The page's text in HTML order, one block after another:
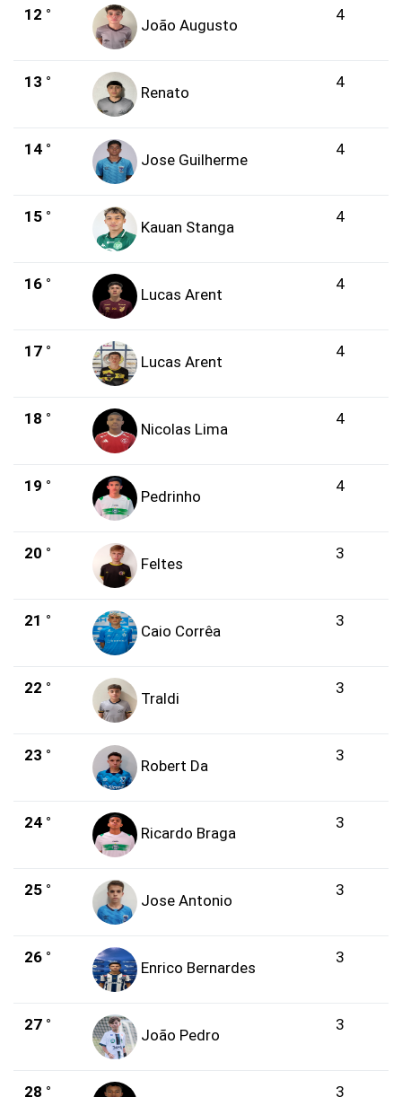
12 °
João Augusto
4
13 °
Renato
4
14 °
Jose Guilherme
4
15 °
Kauan Stanga
4
16 °
Lucas Arent
4
17 °
Lucas Arent
4
18 °
Nicolas Lima
4
19 °
Pedrinho
4
20 °
Feltes
3
21 °
Caio Corrêa
3
22 °
Traldi
3
23 °
Robert Da
3
24 °
Ricardo Braga
3
25 °
Jose Antonio
3
26 °
Enrico Bernardes
3
27 °
João Pedro
3
28 ° 3